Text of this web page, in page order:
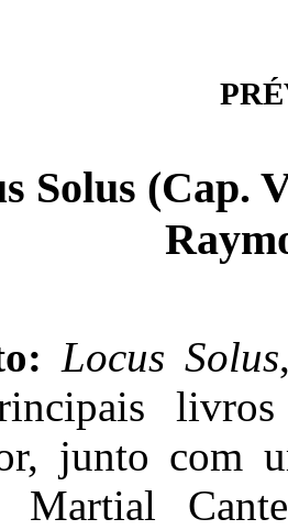
Solus (Cap.
Locus Solus
junto com
Martial